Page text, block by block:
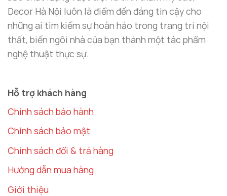
Decor Hà Nội luôn là điểm đến đáng tin cậy cho
những ai tìm kiếm sự hoàn hảo trong trang trí nội
thất, biến ngôi nhà của bạn thành một tác phẩm
nghệ thuật thực sự.
Hỗ trợ khách hàng
Chính sách bảo hành
Chính sách bảo mật
Chính sách đổi & trả hàng
Hướng dẫn mua hàng
Giới thiệu